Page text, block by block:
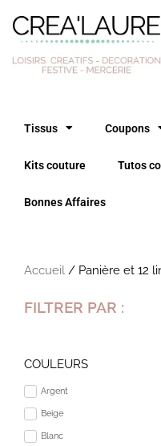
contenu
Tissus Coupons
Kits couture Tutos
Bonnes Affaires
Accueil / Panière et 12
FILTRER PAR :
COULEURS
Argent
Beige
Blanc